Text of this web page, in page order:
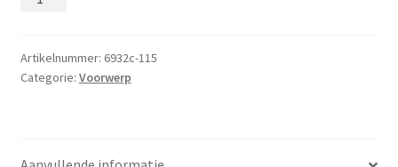
Artikelnummer: 6932c-115
Categorie: Voorwerp